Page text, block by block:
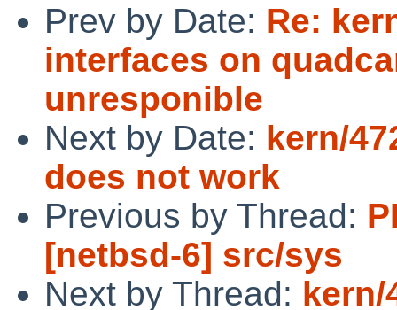
Prev by Date: Re:
interfaces on
unresponible
Next by Date: kern/
does not work
Previous by Thread:
[netbsd-6] src/sys
Next by Thread: kern/